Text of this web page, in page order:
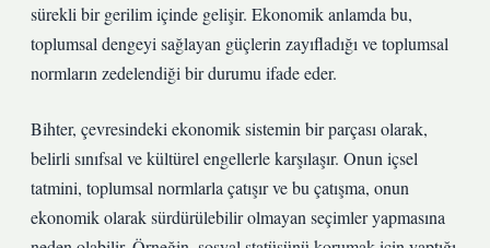
sürekli bir gerilim içinde gelişir. Ekonomik anlamda bu,
toplumsal dengeyi sağlayan güçlerin zayıfladığı ve toplumsal
normların zedelendiği bir durumu ifade eder.
Bihter, çevresindeki ekonomik sistemin bir parçası olarak,
belirli sınıfsal ve kültürel engellerle karşılaşır. Onun içsel
tatmini, toplumsal normlarla çatışır ve bu çatışma, onun
ekonomik olarak sürdürülebilir olmayan seçimler yapmasına